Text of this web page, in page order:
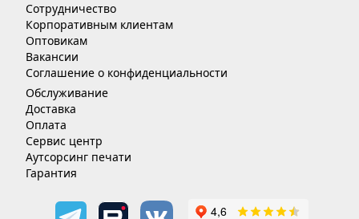
Сотрудничество
Корпоративным клиентам
Оптовикам
Вакансии
Соглашение о конфиденциальности
Обслуживание
Доставка
Оплата
Сервис центр
Аутсорсинг печати
Гарантия